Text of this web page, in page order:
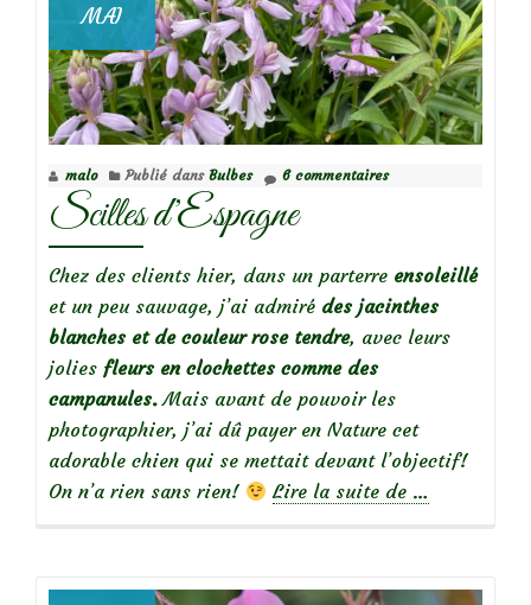
‘Katherine
Adèle’
MAI
malo Publié dans Bulbes 6 commentaires
Scilles d’Espagne
Chez des clients hier, dans un parterre ensoleillé
et un peu sauvage, j’ai admiré des jacinthes
blanches et de couleur rose tendre, avec leurs
jolies fleurs en clochettes comme des
campanules.Mais avant de pouvoir les
photographier, j’ai dû payer en Nature cet
adorable chien qui se mettait devant l’objectif!
On n’a rien sans rien!
Lire la suite de à
…